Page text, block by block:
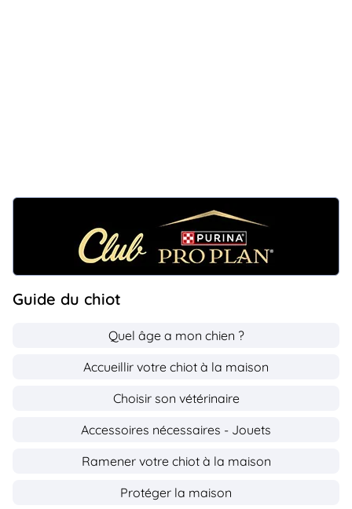
Guide du chiot
Quel âge a mon chien ?
Accueillir votre chiot à la maison
Choisir son vétérinaire
Accessoires nécessaires - Jouets
Ramener votre chiot à la maison
Protéger la maison